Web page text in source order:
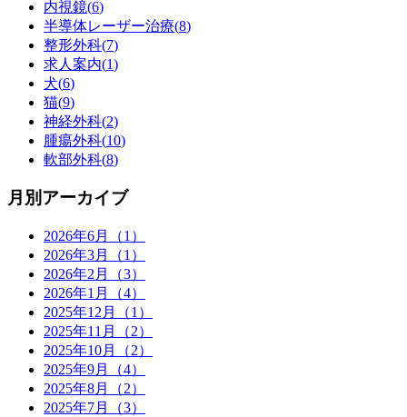
内視鏡(6)
半導体レーザー治療(8)
整形外科(7)
求人案内(1)
犬(6)
猫(9)
神経外科(2)
腫瘍外科(10)
軟部外科(8)
月別アーカイブ
2026年6月（1）
2026年3月（1）
2026年2月（3）
2026年1月（4）
2025年12月（1）
2025年11月（2）
2025年10月（2）
2025年9月（4）
2025年8月（2）
2025年7月（3）